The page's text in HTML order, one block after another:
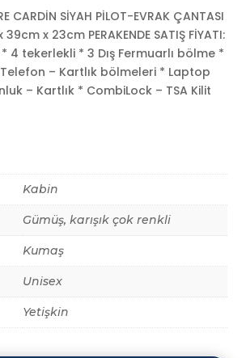
CARDİN SİYAH PİLOT-EVRAK ÇANTASI
39cm x 23cm PERAKENDE SATIŞ FİYATI:
4 tekerlekli * 3 Dış Fermuarlı bölme *
– Kartlık bölmeleri * Laptop
– Kartlık * CombiLock – TSA Kilit
Kabin
Gümüş, karışık çok renkli
Kumaş
Unisex
Yetişkin